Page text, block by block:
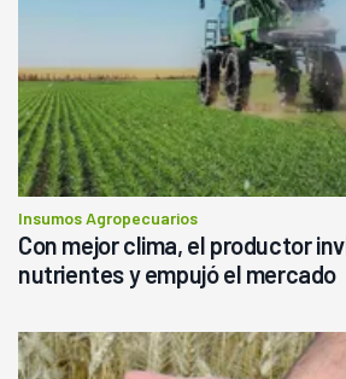
Insumos Agropecuarios
Con mejor clima, el productor
nutrientes y empujó el mercado